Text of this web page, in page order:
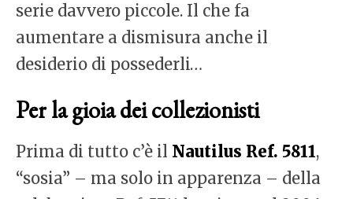
serie davvero piccole. Il che fa
aumentare a dismisura anche il
desiderio di possederli…
Per la gioia dei collezionisti
Prima di tutto c’è il Nautilus Ref. 5811,
“sosia” – ma solo in apparenza – della